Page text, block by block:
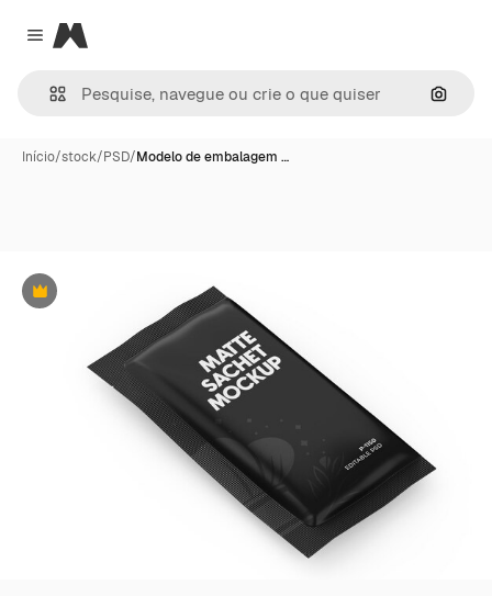
Close menu
Magnific
Início/stock/PSD/Modelo de embalagem …
Premium